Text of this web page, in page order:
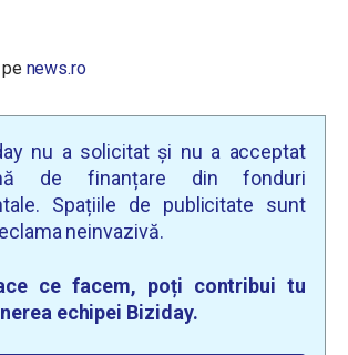
news.ro
nu a solicitat și nu a acceptat
de finanțare din fonduri
Spațiile de publicitate sunt
neinvazivă.
ce facem, poți contribui tu
echipei Biziday.